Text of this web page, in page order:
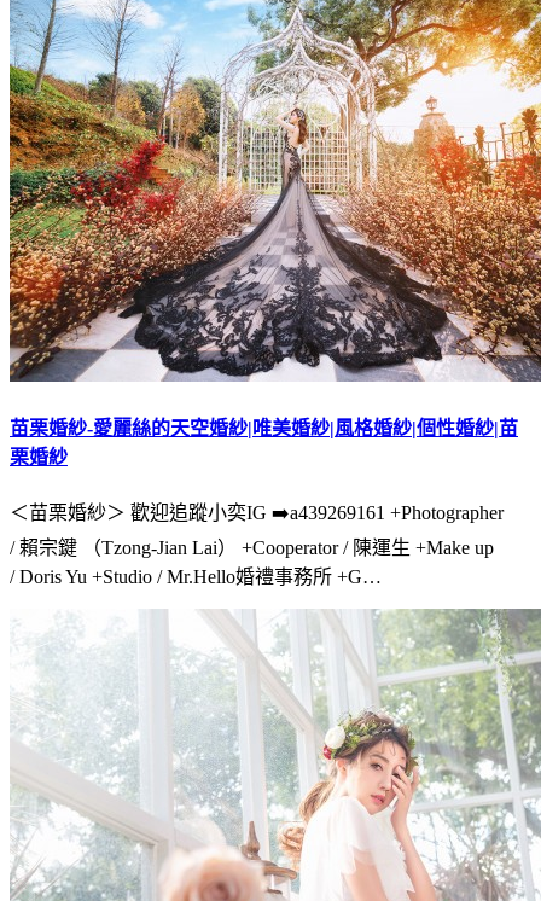
苗栗婚紗-愛麗絲的天空婚紗|唯美婚紗|風格婚紗|個性婚紗|苗
栗婚紗
＜苗栗婚紗＞ 歡迎追蹤小奕IG ➡️a439269161 +Photographer
/ 賴宗鍵 （Tzong-Jian Lai） +Cooperator / 陳運生 +Make up
/ Doris Yu +Studio / Mr.Hello婚禮事務所 +G…